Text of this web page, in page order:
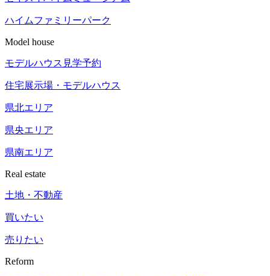
ハイムファミリーパーク
Model house
モデルハウス見学予約
住宅展示場 ・モデルハウス
県北エリア
県央エリア
県南エリア
Real estate
土地・不動産
買いたい
売りたい
Reform